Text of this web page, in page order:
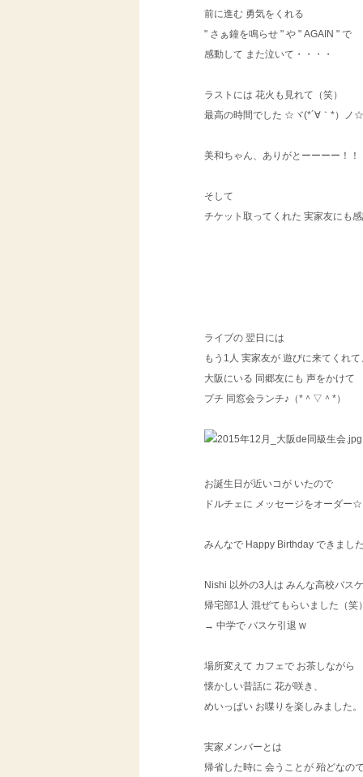
前に進む 勇気をくれる
" さぁ鐘を鳴らせ " や " AGAIN " で
感動して また泣いて・・・・
ラストには 花火も見れて（笑）
最高の時間でした ☆ヾ(*´∀｀*）ノ☆
美和ちゃん、ありがとーーーー！！
そして
チケット取ってくれた 実家友にも
ライブの 翌日には
もう1人 実家友が 遊びに来てくれて
大阪にいる 同郷友にも 声をかけて
プチ 同窓会ランチ♪（*＾▽＾*）
お誕生日が近いコが いたので
ドルチェに メッセージをオーダー☆
みんなで Happy Birthday できまし
Nishi 以外の3人は みんな高校バスケ
帰宅部1人 混ぜてもらいました（笑）
→ 中学で バスケ引退 w
場所変えて カフェで お茶しながら
懐かしい昔話に 花が咲き、
めいっぱい お喋りを楽しみました。
実家メンバーとは
帰省した時に 会うことが 殆どなの